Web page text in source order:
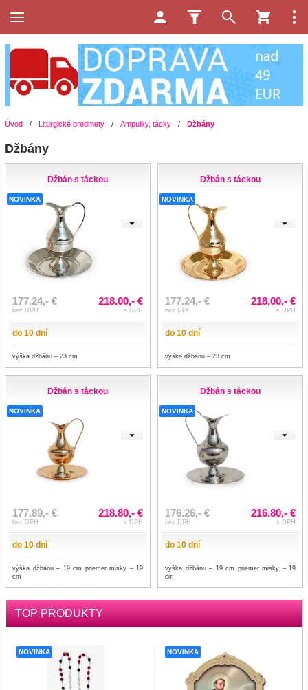
Úvod / Liturgické predmety / Ampulky, tácky / Džbány
Džbány
Džbán s táckou
NOVINKA
177.24,- €
bez DPH
218.00,- €
s DPH
do 10 dní
výška džbánu – 23 cm
Džbán s táckou
NOVINKA
177.24,- €
bez DPH
218.00,- €
s DPH
do 10 dní
výška džbánu – 23 cm
Džbán s táckou
NOVINKA
177.89,- €
bez DPH
218.80,- €
s DPH
do 10 dní
výška džbánu – 19 cm priemer misky – 19
cm
Džbán s táckou
NOVINKA
176.26,- €
bez DPH
216.80,- €
s DPH
do 10 dní
výška džbánu – 19 cm priemer misky – 19
cm
TOP PRODUKTY
NOVINKA NOVINKA